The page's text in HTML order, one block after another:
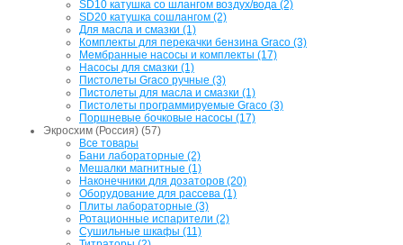
SD10 катушка со шлангом воздух/вода (2)
SD20 катушка сошлангом (2)
Для масла и смазки (1)
Комплекты для перекачки бензина Graco (3)
Мембранные насосы и комплекты (17)
Насосы для смазки (1)
Пистолеты Graco ручные (3)
Пистолеты для масла и смазки (1)
Пистолеты программируемые Graco (3)
Поршневые бочковые насосы (17)
Экросхим (Россия) (57)
Все товары
Бани лабораторные (2)
Мешалки магнитные (1)
Наконечники для дозаторов (20)
Оборудование для рассева (1)
Плиты лабораторные (3)
Ротационные испарители (2)
Сушильные шкафы (11)